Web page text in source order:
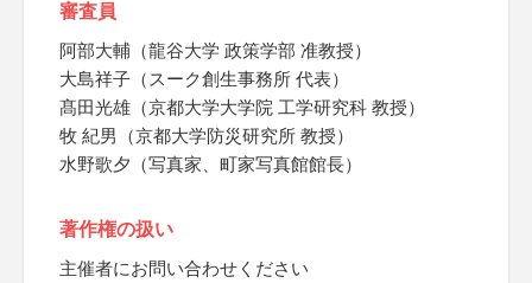
審査員
阿部大輔（龍谷大学 政策学部 准教授）
大島祥子（スーク創生事務所 代表）
髙田光雄（京都大学大学院 工学研究科 教授）
牧 紀男（京都大学防災研究所 教授）
水野歌夕（写真家、町家写真館館長）
著作権の扱い
主催者にお問い合わせください